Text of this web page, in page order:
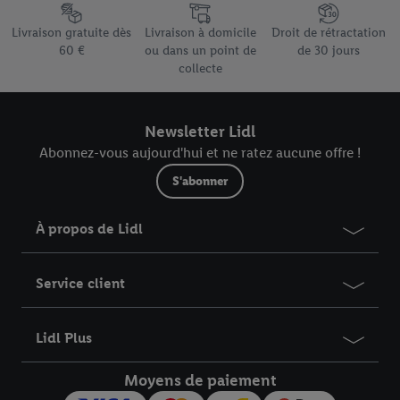
Élément du pied de page avec les différents arguments de
Livraison gratuite dès
60 €
Livraison à domicile
ou dans un point de
collecte
Droit de rétractation
de 30 jours
Newsletter Lidl
Abonnez-vous aujourd'hui et ne ratez aucune offre !
S'abonner
À propos de Lidl
Service client
Lidl Plus
Moyens de paiement
données.Vous trouverez les impressions ici.